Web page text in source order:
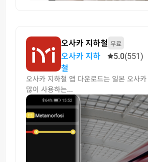
오사카 지하철 무료
오사카 지하
철
5.0(551)
오사카 지하철 앱 다운로드는 일본 오사
많이 사용하는...